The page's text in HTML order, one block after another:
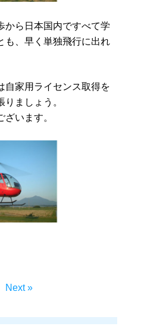
から日本国内ですべて学
も、早く単独飛行に出れ
自家用ライセンス取得を
りましょう。
ざいます。
Next »